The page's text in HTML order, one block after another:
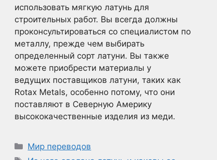
использовать мягкую латунь для
строительных работ. Вы всегда должны
проконсультироваться со специалистом по
металлу, прежде чем выбирать
определенный сорт латуни. Вы также
можете приобрести материалы у
ведущих поставщиков латуни, таких как
Rotax Metals, особенно потому, что они
поставляют в Северную Америку
высококачественные изделия из меди.
Рубрики
Мир переводов